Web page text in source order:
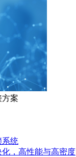
方案
系统
化，高性能与高密度